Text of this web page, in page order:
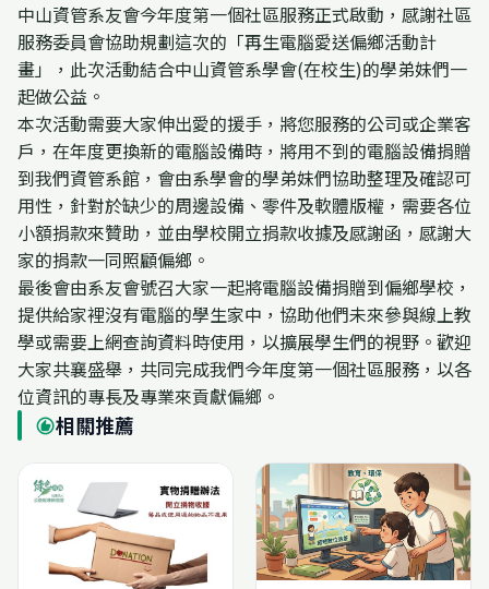
中山資管系友會今年度第一個社區服務正式啟動，感謝社區
服務委員會協助規劃這次的「再生電腦愛送偏鄉活動計
畫」，此次活動結合中山資管系學會(在校生)的學弟妹們一
起做公益。
本次活動需要大家伸出愛的援手，將您服務的公司或企業客
戶，在年度更換新的電腦設備時，將用不到的電腦設備捐贈
到我們資管系館，會由系學會的學弟妹們協助整理及確認可
用性，針對於缺少的周邊設備、零件及軟體版權，需要各位
小額捐款來贊助，並由學校開立捐款收據及感謝函，感謝大
家的捐款一同照顧偏鄉。
最後會由系友會號召大家一起將電腦設備捐贈到偏鄉學校，
提供給家裡沒有電腦的學生家中，協助他們未來參與線上教
學或需要上網查詢資料時使用，以擴展學生們的視野。歡迎
大家共襄盛舉，共同完成我們今年度第一個社區服務，以各
位資訊的專長及專業來貢獻偏鄉。
recommend相關推薦